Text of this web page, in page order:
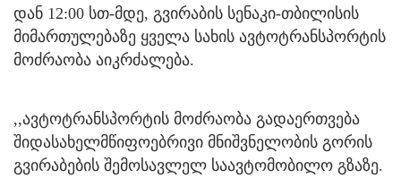
დან 12:00 სთ-მდე, გვირაბის სენაკი-თბილისის
მიმართულებაზე ყველა სახის ავტოტრანსპორტის
მოძრაობა აიკრძალება.
,,ავტოტრანსპორტის მოძრაობა გადაერთვება
შიდასახელმწიფოებრივი მნიშვნელობის გორის
გვირაბების შემოსავლელ საავტომობილო გზაზე.